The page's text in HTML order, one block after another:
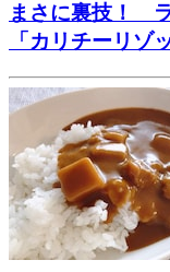
まさに裏技！
「カリチーリゾ